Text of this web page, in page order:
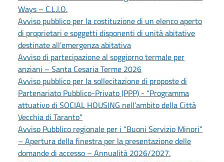
Ways – C.L.I.O.
Avviso pubblico per la costituzione di un elenco aperto
di proprietari e soggetti disponenti di unità abitative
destinate all'emergenza abitativa
Avviso di partecipazione al soggiorno termale per
anziani – Santa Cesaria Terme 2026
Avviso pubblico per la sollecitazione di proposte di
Partenariato Pubblico-Privato (PPP) - “Programma
attuativo di SOCIAL HOUSING nell’ambito della Città
Vecchia di Taranto”
Avviso Pubblico regionale per i “Buoni Servizio Minori”
– Apertura della finestra per la presentazione delle
domande di accesso – Annualità 2026/2027.